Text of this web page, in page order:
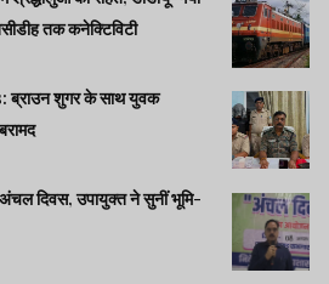
तक कनेक्टिविटी
शुगर के साथ युवक
दिवस, उपायुक्त ने सुनीं भूमि-